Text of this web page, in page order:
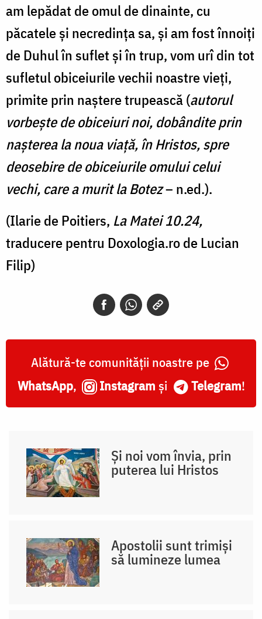
am lepădat de omul de dinainte, cu
păcatele și necredința sa, și am fost înnoiți
de Duhul în suflet și în trup, vom urî din tot
sufletul obiceiurile vechii noastre vieți,
primite prin naștere trupească (autorul
vorbește de obiceiuri noi, dobândite prin
nașterea la noua viață, în Hristos, spre
deosebire de obiceiurile omului celui
vechi, care a murit la Botez– n.ed.).
(Ilarie de Poitiers, La Matei 10.24,
traducere pentru Doxologia.ro de Lucian
Filip)
Alătură-te comunității noastre pe
WhatsApp, Instagram și Telegram!
Și noi vom învia, prin
puterea lui Hristos
Apostolii sunt trimiși
să lumineze lumea